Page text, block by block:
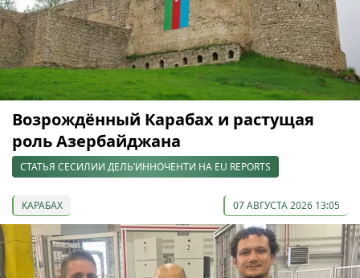
Возрождённый Карабах и растущая
роль Азербайджана
СТАТЬЯ СЕСИЛИИ ДЕЛЬ’ИННОЧЕНТИ НА EU REPORTS
КАРАБАХ 07 АВГУСТА 2026 13:05